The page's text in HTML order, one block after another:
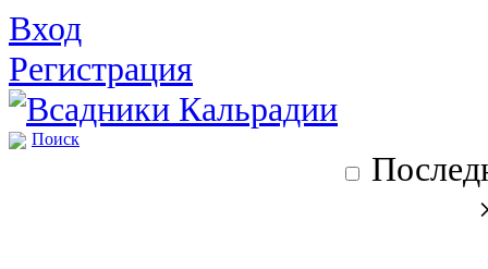
Вход
Регистрация
Поиск